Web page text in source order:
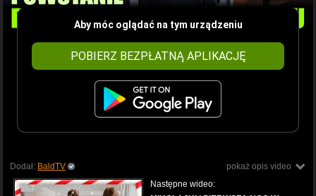
Aby móc oglądać na tym urządzeniu
POBIERZ BEZPŁATNĄ APLIKACJĘ
pokaż opis video
Dodał: BaldTV
Następne wideo: